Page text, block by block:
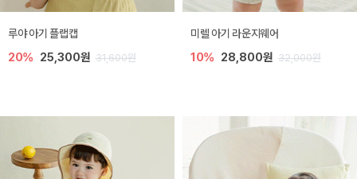
루야 아기 플랩캡
20% 25,300원 31,600원
미렐 아기 라운지웨어
10% 28,800원 32,000원